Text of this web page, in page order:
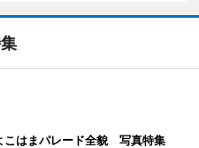
こはまパレード全貌 写真特集